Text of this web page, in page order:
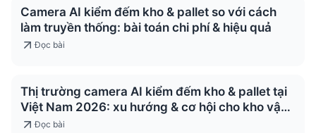
Camera AI kiểm đếm kho & pallet so với cách
làm truyền thống: bài toán chi phí & hiệu quả
Đọc bài
Thị trường camera AI kiểm đếm kho & pallet tại
Việt Nam 2026: xu hướng & cơ hội cho kho vận
& logistics
Đọc bài